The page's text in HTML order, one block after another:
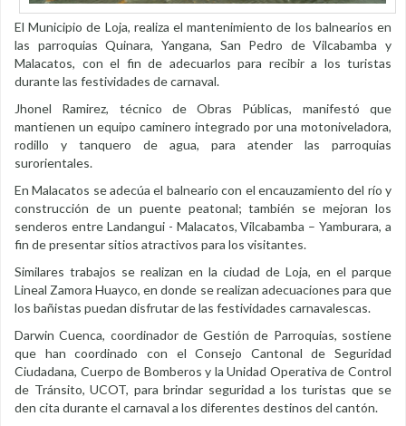
El Municipio de Loja, realiza el mantenimiento de los balnearios en
las parroquias Quinara, Yangana, San Pedro de Vilcabamba y
Malacatos, con el fin de adecuarlos para recibir a los turistas
durante las festividades de carnaval.
Jhonel Ramirez, técnico de Obras Públicas, manifestó que
mantienen un equipo caminero integrado por una motoniveladora,
rodillo y tanquero de agua, para atender las parroquias
surorientales.
En Malacatos se adecúa el balneario con el encauzamiento del río y
construcción de un puente peatonal; también se mejoran los
senderos entre Landangui - Malacatos, Vilcabamba – Yamburara, a
fin de presentar sitios atractivos para los visitantes.
Similares trabajos se realizan en la ciudad de Loja, en el parque
Lineal Zamora Huayco, en donde se realizan adecuaciones para que
los bañistas puedan disfrutar de las festividades carnavalescas.
Darwin Cuenca, coordinador de Gestión de Parroquias, sostiene
que han coordinado con el Consejo Cantonal de Seguridad
Ciudadana, Cuerpo de Bomberos y la Unidad Operativa de Control
de Tránsito, UCOT, para brindar seguridad a los turistas que se
den cita durante el carnaval a los diferentes destinos del cantón.